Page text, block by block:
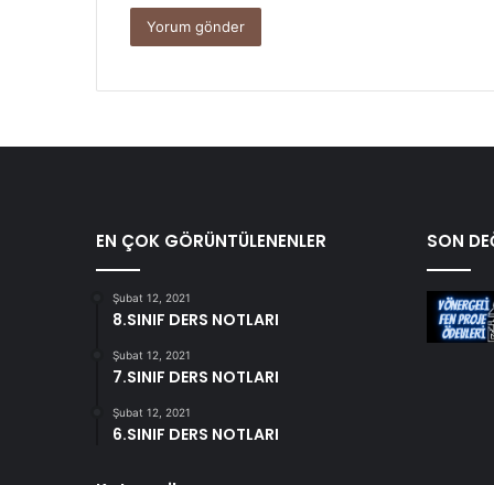
EN ÇOK GÖRÜNTÜLENENLER
Şubat 12, 2021
8.SINIF DERS NOTLARI
Şubat 12, 2021
7.SINIF DERS NOTLARI
Şubat 12, 2021
6.SINIF DERS NOTLARI
SON